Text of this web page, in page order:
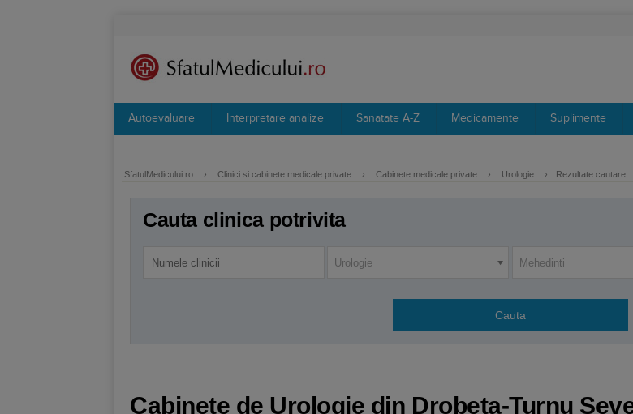
Autoevaluare Interpretare analize Sanatate A-Z Medicamente Suplimente
SfatulMedicului.ro › Clinici si cabinete medicale private › Cabinete medicale private › Urologie › Rezultate cautare
Cauta clinica potrivita
Urologie Mehedinti
Cabinete de Urologie din Drobeta-Turnu